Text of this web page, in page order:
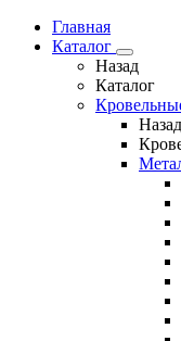
Главная
Каталог
Назад
Каталог
Назад